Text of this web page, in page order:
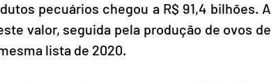
pecuários chegou a R$ 91,4 bilhões. A
valor, seguida pela produção de ovos de
lista de 2020.